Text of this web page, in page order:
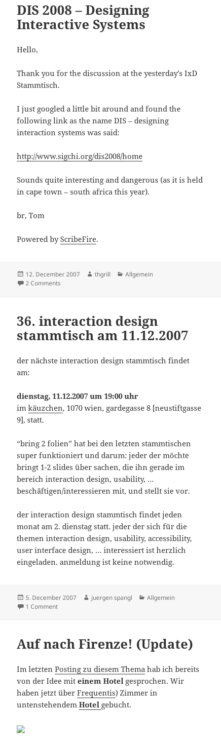
DIS 2008 – Designing
Interactive Systems
Hello,
Thank you for the discussion at the yesterday’s IxD
Stammtisch.
I just googled a little bit around and found the
following link as the name DIS – designing
interaction systems was said:
http://www.sigchi.org/dis2008/home
Sounds quite interesting and dangerous (as it is held
in cape town – south africa this year).
br, Tom
Powered byScribeFire.
Posted
on
12. December 2007 Author
thgrill Categories
Allgemein
2 Comments
36. interaction design
stammtisch am 11.12.2007
der nächste interaction design stammtisch findet
am:
dienstag, 11.12.2007 um 19:00 uhr
imkäuzchen, 1070 wien, gardegasse 8 [neustiftgasse
9], statt.
“bring 2 folien” hat bei den letzten stammtischen
super funktioniert und darum: jeder der möchte
bringt 1-2 slides über sachen, die ihn gerade im
bereich interaction design, usability, …
beschäftigen/interessieren mit, und stellt sie vor.
der interaction design stammtisch findet jeden
monat am 2. dienstag statt. jeder der sich für die
themen interaction design, usability, accessibility,
user interface design, … interessiert ist herzlich
eingeladen. anmeldung ist keine notwendig.
Posted
on
5. December 2007 Author
juergen spangl Categories
Allgemein
1 Commenton 36. interaction design stammtisch am 11.12.2007
Auf nach Firenze! (Update)
Im letztenPosting zu diesem Thema hab ich bereits
von der Idee miteinem Hotel gesprochen. Wir
haben jetzt überFrequentis) Zimmer in
untenstehendemHotel gebucht.